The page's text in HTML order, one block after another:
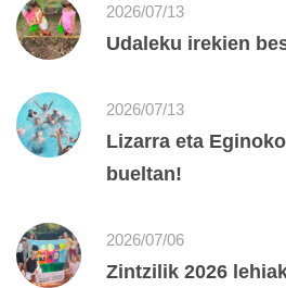
2026/07/13
Udaleku irekien
2026/07/13
Lizarra eta
bueltan!
2026/07/06
Zintzilik 2026